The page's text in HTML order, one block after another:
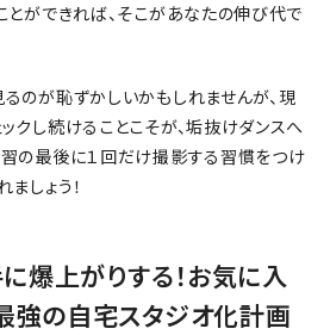
とができれば、そこがあなたの伸び代で
のが恥ずかしいかもしれませんが、現
クし続けることこそが、垢抜けダンスへ
の最後に１回だけ撮影する習慣をつけ
しょう！
爆上がりする！お気に入
強の自宅スタジオ化計画